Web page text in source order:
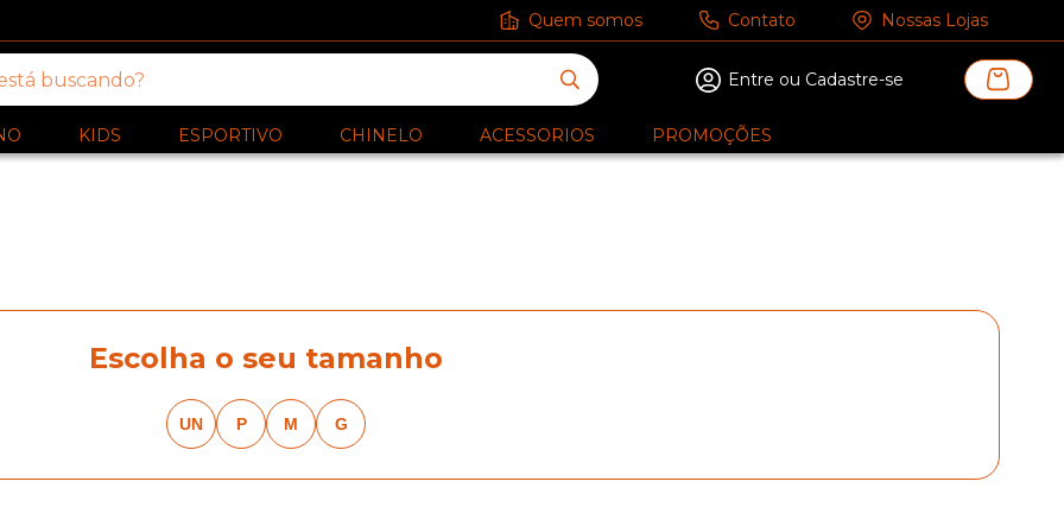
Quem somos Contato Nossas Lojas
Entre ou Cadastre-se
KIDS ESPORTIVO CHINELO ACESSORIOS PROMOÇÕES
Escolha o seu tamanho
UN P M G